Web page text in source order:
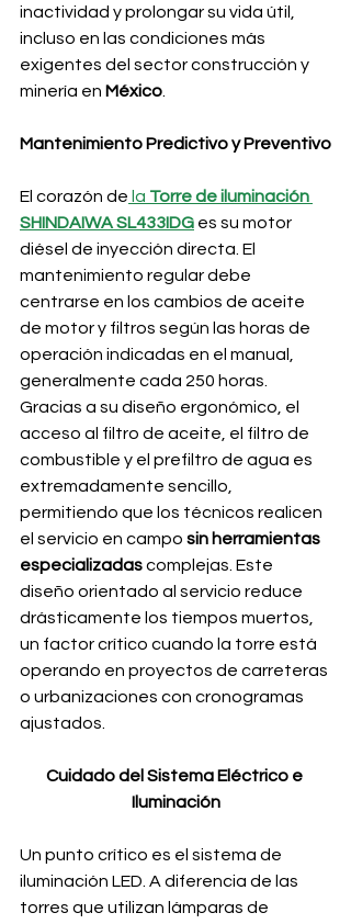
inactividad y prolongar su vida útil,
incluso en las condiciones más
exigentes del sector construcción y
minería en México
Mantenimiento Predictivo y Preventivo
El corazón de la Torre de iluminación
SHINDAIWA SL433IDG es su motor
diésel de inyección directa. El
mantenimiento regular debe
centrarse en los cambios de aceite
de motor y filtros según las horas de
operación indicadas en el manual,
generalmente cada 250 horas.
Gracias a su diseño ergonómico, el
acceso al filtro de aceite, el filtro de
combustible y el prefiltro de agua es
extremadamente sencillo,
permitiendo que los técnicos realicen
el servicio en campo sin herramientas
especializadas complejas. Este
diseño orientado al servicio reduce
drásticamente los tiempos muertos,
un factor crítico cuando la torre está
operando en proyectos de carreteras
o urbanizaciones con cronogramas
ajustados.
Cuidado del Sistema Eléctrico e
Iluminación
Un punto crítico es el sistema de
iluminación LED. A diferencia de las
torres que utilizan lámparas de